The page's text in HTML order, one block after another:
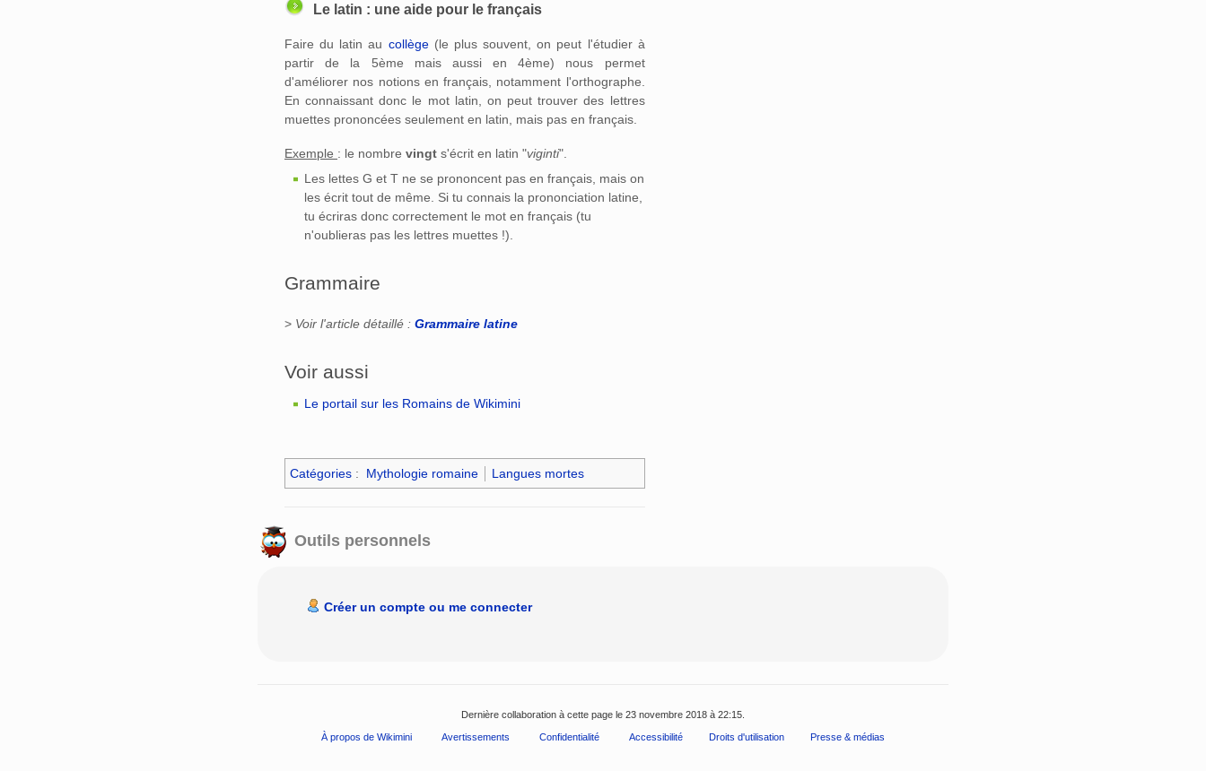
Le latin : une aide pour le français
Faire du latin au collège(le plus souvent, on peut l'étudier à
partir de la 5ème mais aussi en 4ème) nous permet
d'améliorer nos notions en français, notamment l'orthographe.
En connaissant donc le mot latin, on peut trouver des lettres
muettes prononcées seulement en latin, mais pas en français.
Exemple : le nombre vingt s'écrit en latin "viginti".
Les lettes G et T ne se prononcent pas en français, mais on
les écrit tout de même. Si tu connais la prononciation latine,
tu écriras donc correctement le mot en français (tu
n'oublieras pas les lettres muettes !).
Grammaire
> Voir l'article détaillé : Grammaire latine
Voir aussi
Le portail sur les Romains de Wikimini
Catégories : Mythologie romaine Langues mortes
Outils personnels
Créer un compte ou me connecter
Dernière collaboration à cette page le 23 novembre 2018 à 22:15.
À propos de Wikimini Avertissements Confidentialité Accessibilité Droits d'utilisation Presse & médias